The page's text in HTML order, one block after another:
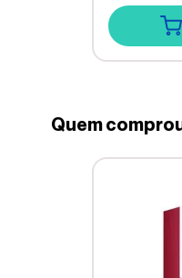
Quem